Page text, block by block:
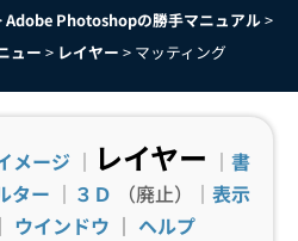
Adobe Photoshopの勝手マニュアル>
ュー > レイヤー > マッティング
メージ｜ レイヤー ｜ 書
ター ｜ ３Ｄ （廃止）｜ 表示
｜ ウインドウ ｜ ヘルプ